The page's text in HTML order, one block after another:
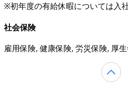
※初年度の有給休暇については入
社会保険
雇用保険, 健康保険, 労災保険, 厚